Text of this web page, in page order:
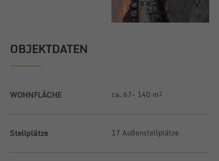
OBJEKTDATEN
WOHNFLÄCHE ca. 67- 140 m²
Stellplätze 17 Außenstellplätze